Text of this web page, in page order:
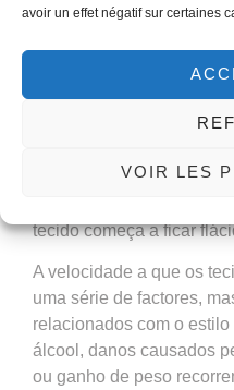
avoir un effet négatif sur certaines
VOIR LES
Quanto tempo
Um lifting facelift é
suturas que mantêm o
profundas continuam a
tecido começa a ficar
A velocidade a que os
uma série de factores,
relacionados com o
álcool, danos causados
ou ganho de peso